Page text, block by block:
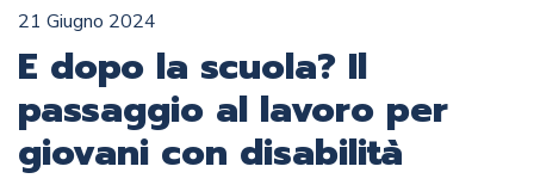
21 Giugno 2024
E dopo la scuola? Il
passaggio al lavoro per
giovani con disabilità